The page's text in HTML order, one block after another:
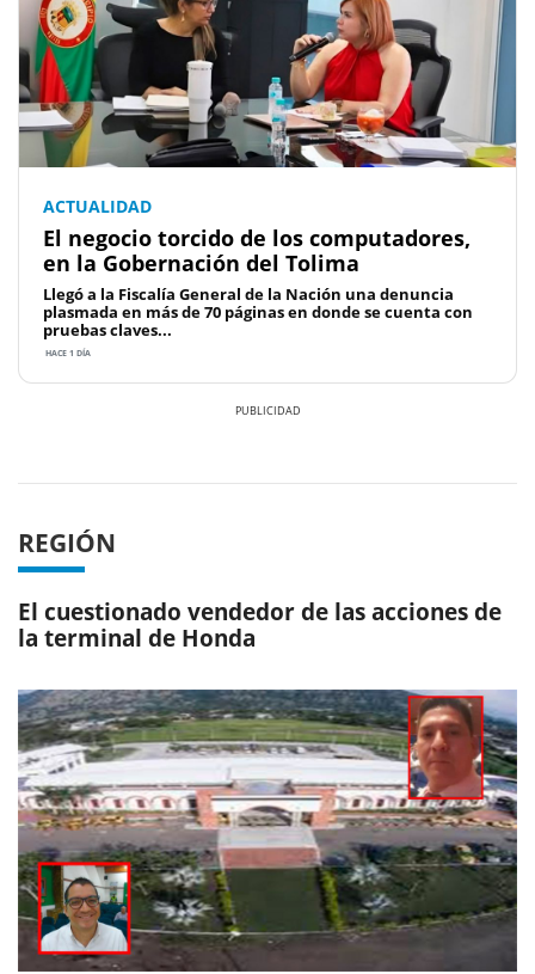
ACTUALIDAD
El negocio torcido de los computadores,
en la Gobernación del Tolima
Llegó a la Fiscalía General de la Nación una denuncia
plasmada en más de 70 páginas en donde se cuenta con
pruebas claves...
HACE 1 DÍA
REGIÓN
El cuestionado vendedor de las acciones de
la terminal de Honda